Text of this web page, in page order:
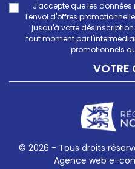
J'accepte que les données
l'envoi d'offres
jusqu'à votre
tout moment par
promotionnels
VOTRE
© 2026 - Tous droits
Agence web e-